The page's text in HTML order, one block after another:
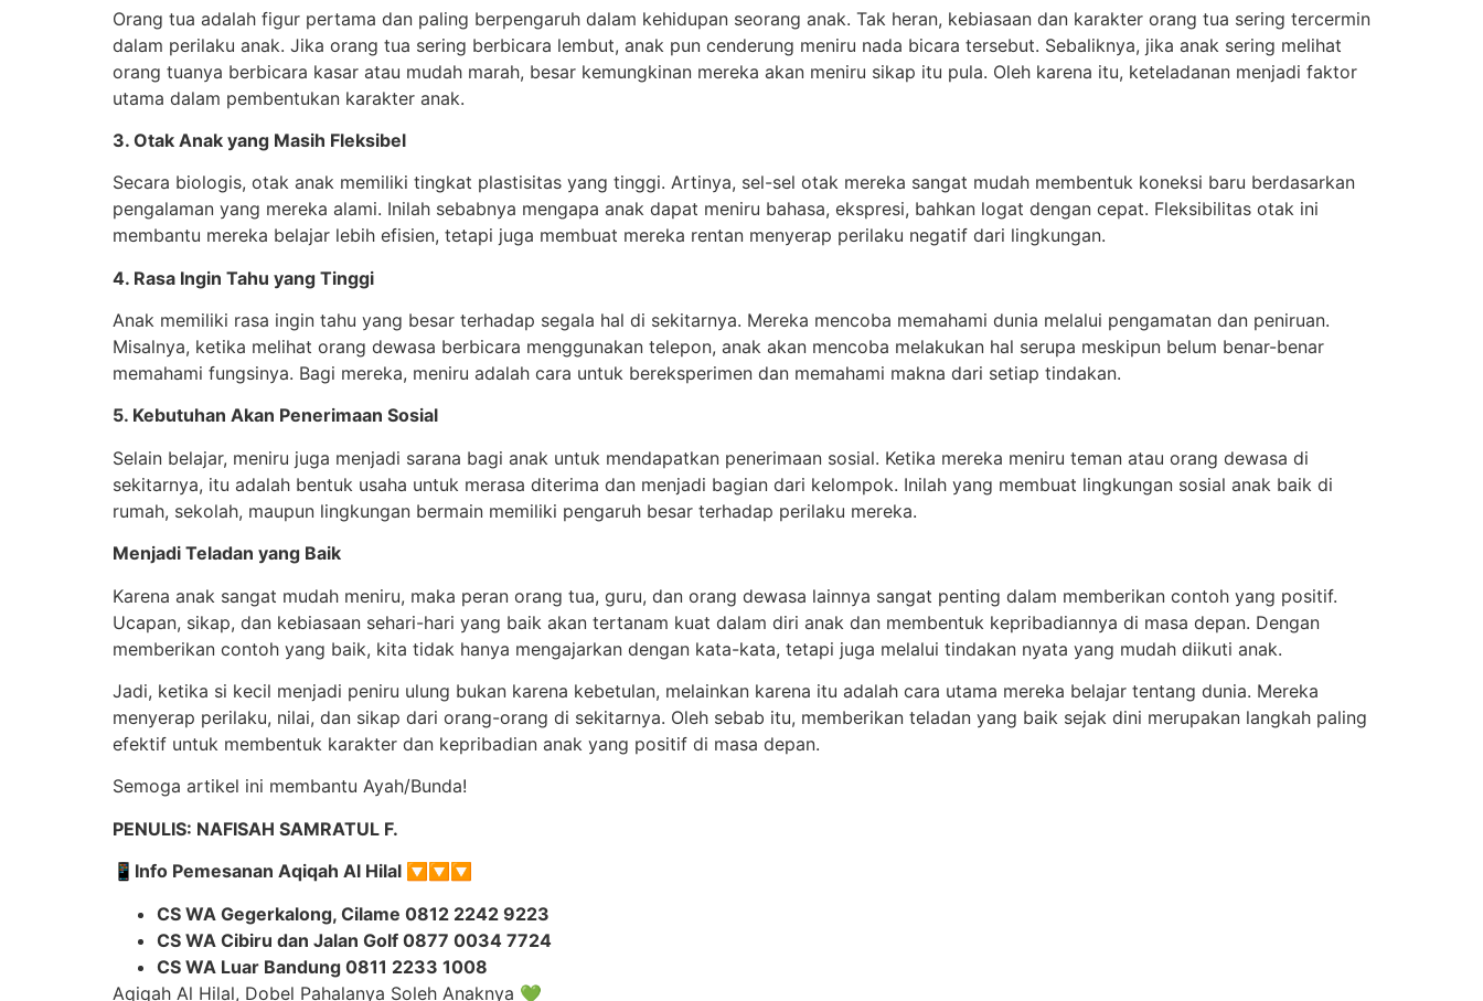
Orang tua adalah figur pertama dan paling berpengaruh dalam kehidupan seorang anak. Tak heran, kebiasaan dan karakter orang tua sering tercermin
dalam perilaku anak. Jika orang tua sering berbicara lembut, anak pun cenderung meniru nada bicara tersebut. Sebaliknya, jika anak sering melihat
orang tuanya berbicara kasar atau mudah marah, besar kemungkinan mereka akan meniru sikap itu pula. Oleh karena itu, keteladanan menjadi faktor
utama dalam pembentukan karakter anak.
3. Otak Anak yang Masih Fleksibel
Secara biologis, otak anak memiliki tingkat plastisitas yang tinggi. Artinya, sel-sel otak mereka sangat mudah membentuk koneksi baru berdasarkan
pengalaman yang mereka alami. Inilah sebabnya mengapa anak dapat meniru bahasa, ekspresi, bahkan logat dengan cepat. Fleksibilitas otak ini
membantu mereka belajar lebih efisien, tetapi juga membuat mereka rentan menyerap perilaku negatif dari lingkungan.
4. Rasa Ingin Tahu yang Tinggi
Anak memiliki rasa ingin tahu yang besar terhadap segala hal di sekitarnya. Mereka mencoba memahami dunia melalui pengamatan dan peniruan.
Misalnya, ketika melihat orang dewasa berbicara menggunakan telepon, anak akan mencoba melakukan hal serupa meskipun belum benar-benar
memahami fungsinya. Bagi mereka, meniru adalah cara untuk bereksperimen dan memahami makna dari setiap tindakan.
5. Kebutuhan Akan Penerimaan Sosial
Selain belajar, meniru juga menjadi sarana bagi anak untuk mendapatkan penerimaan sosial. Ketika mereka meniru teman atau orang dewasa di
sekitarnya, itu adalah bentuk usaha untuk merasa diterima dan menjadi bagian dari kelompok. Inilah yang membuat lingkungan sosial anak baik di
rumah, sekolah, maupun lingkungan bermain memiliki pengaruh besar terhadap perilaku mereka.
Menjadi Teladan yang Baik
Karena anak sangat mudah meniru, maka peran orang tua, guru, dan orang dewasa lainnya sangat penting dalam memberikan contoh yang positif.
Ucapan, sikap, dan kebiasaan sehari-hari yang baik akan tertanam kuat dalam diri anak dan membentuk kepribadiannya di masa depan. Dengan
memberikan contoh yang baik, kita tidak hanya mengajarkan dengan kata-kata, tetapi juga melalui tindakan nyata yang mudah diikuti anak.
Jadi, ketika si kecil menjadi peniru ulung bukan karena kebetulan, melainkan karena itu adalah cara utama mereka belajar tentang dunia. Mereka
menyerap perilaku, nilai, dan sikap dari orang-orang di sekitarnya. Oleh sebab itu, memberikan teladan yang baik sejak dini merupakan langkah paling
efektif untuk membentuk karakter dan kepribadian anak yang positif di masa depan.
Semoga artikel ini membantu Ayah/Bunda!
PENULIS: NAFISAH SAMRATUL F.
📱Info Pemesanan Aqiqah Al Hilal 🔽🔽🔽
CS WA Gegerkalong, Cilame 0812 2242 9223
CS WA Cibiru dan Jalan Golf 0877 0034 7724
CS WA Luar Bandung 0811 2233 1008
Aqiqah Al Hilal, Dobel Pahalanya Soleh Anaknya 💚